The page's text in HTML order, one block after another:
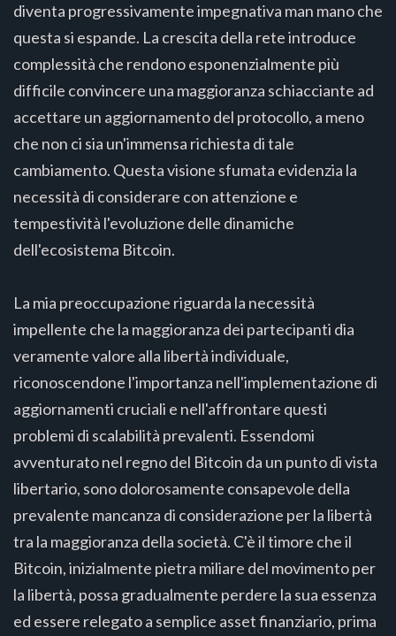
diventa progressivamente impegnativa man mano che
questa si espande. La crescita della rete introduce
complessità che rendono esponenzialmente più
difficile convincere una maggioranza schiacciante ad
accettare un aggiornamento del protocollo, a meno
che non ci sia un'immensa richiesta di tale
cambiamento. Questa visione sfumata evidenzia la
necessità di considerare con attenzione e
tempestività l'evoluzione delle dinamiche
dell'ecosistema Bitcoin.
La mia preoccupazione riguarda la necessità
impellente che la maggioranza dei partecipanti dia
veramente valore alla libertà individuale,
riconoscendone l'importanza nell'implementazione di
aggiornamenti cruciali e nell'affrontare questi
problemi di scalabilità prevalenti. Essendomi
avventurato nel regno del Bitcoin da un punto di vista
libertario, sono dolorosamente consapevole della
prevalente mancanza di considerazione per la libertà
tra la maggioranza della società. C'è il timore che il
Bitcoin, inizialmente pietra miliare del movimento per
la libertà, possa gradualmente perdere la sua essenza
ed essere relegato a semplice asset finanziario, prima